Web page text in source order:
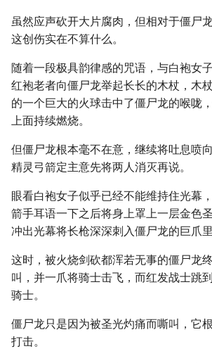
虽然应声砍开大片腐肉，但相对于僵尸
这创伤实在不算什么。
随着一段极具韵律感的咒语，与白袍女
红袍老者向僵尸龙举起长长的木杖，木
的一个巨大的火球击中了僵尸龙的喉咙
上面持续燃烧。
但僵尸龙根本毫不在意，继续将吐息喷
精灵弓箭定主意先将两人消灭再说。
眼看白袍女子似乎已经不能维持住光幕
箭手耳语一下之后将身上罩上一层金色
冲出光幕将长枪深深刺入僵尸龙的巨爪里
这时，被火烧剑砍都浑若无事的僵尸龙
叫，并一爪将骑士击飞，而红发战士跳
骑士。
僵尸龙只是因为被圣光灼痛而嘶叫，它
打击。